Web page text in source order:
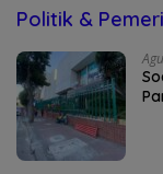
Politik &